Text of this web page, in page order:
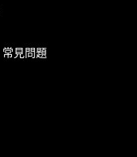
常見問題